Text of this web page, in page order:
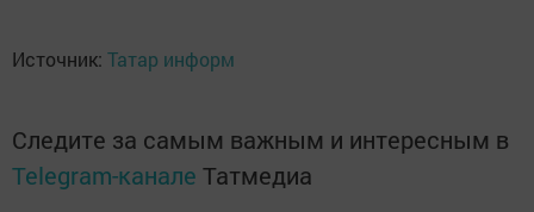
Источник: Татар информ
Следите за самым важным и интересным в
Telegram-канале Татмедиа